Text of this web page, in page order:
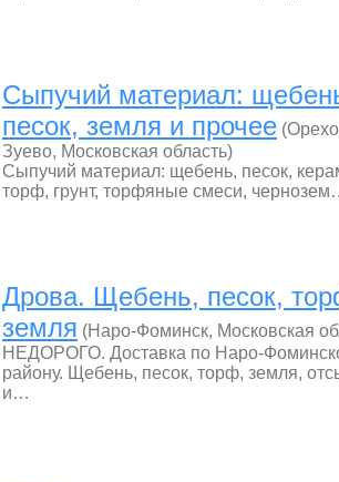
Сыпучий материал:
песок, земля и прочее
Зуево, Московская область)
Сыпучий материал: щебень, песок,
торф, грунт, торфяные смеси,
Дрова. Щебень, песок,
земля (Наро-Фоминск, Московская
НЕДОРОГО. Доставка по Наро-
району. Щебень, песок, торф, земля,
и…